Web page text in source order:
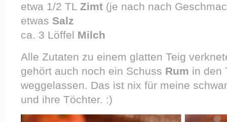
etwa 1/2 TL Zimt (je nach nach
etwas Salz
ca. 3 Löffel Milch
Alle Zutaten zu einem glatten Teig
gehört auch noch ein Schuss Rum in den
weggelassen. Das ist nix für meine
und ihre Töchter. :)